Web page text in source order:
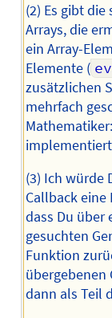
(2) Es gibt
Arrays, die
ein Array-
Elemente (
zusätzlichen
mehrfach
Mathematiker:
implementiert
(3) Ich würde
Callback
dass Du über
gesuchten
Funktion
übergebenen
dann als Teil